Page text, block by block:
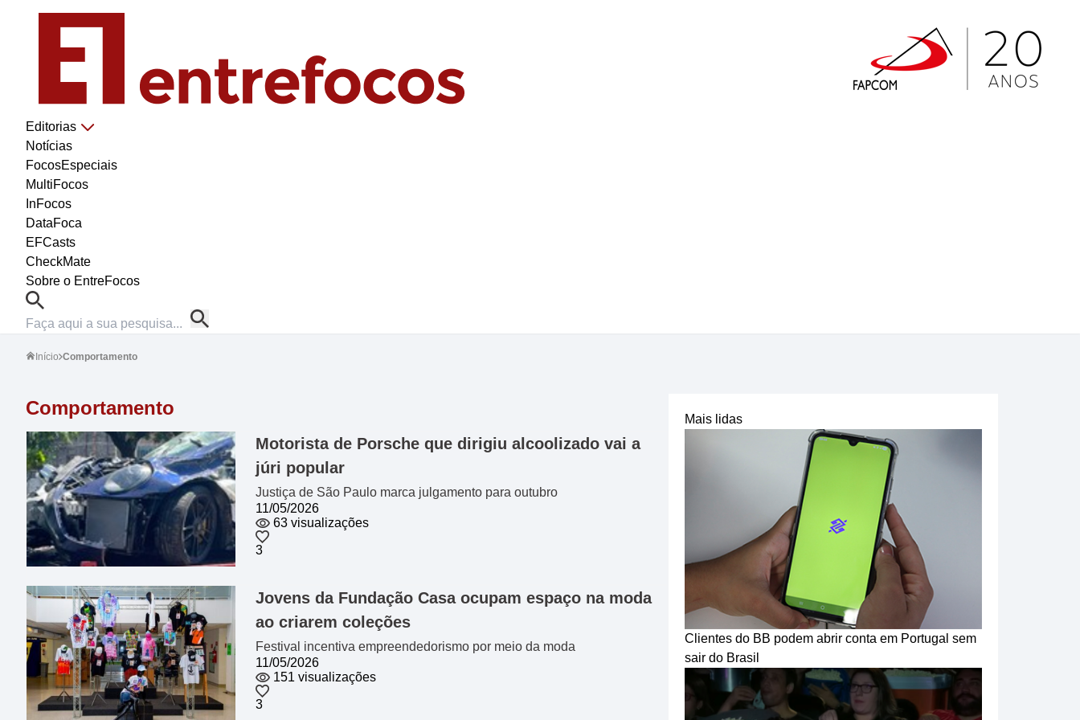
Editorias
Notícias
FocosEspeciais
MultiFocos
InFocos
DataFoca
EFCasts
CheckMate
Sobre o EntreFocos
Início Comportamento
Comportamento
Motorista de Porsche que dirigiu alcoolizado vai a
júri popular
Justiça de São Paulo marca julgamento para outubro
11/05/2026
63 visualizações
3
Jovens da Fundação Casa ocupam espaço na moda
ao criarem coleções
Festival incentiva empreendedorismo por meio da moda
11/05/2026
151 visualizações
3
Mais lidas
Clientes do BB podem abrir conta em Portugal sem
sair do Brasil